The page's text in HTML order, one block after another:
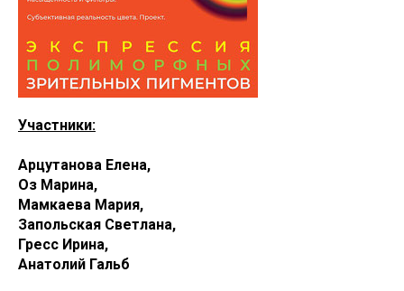
Участники:
Арцутанова Елена,
Оз Марина,
Мамкаева Мария,
Запольская Светлана,
Гресс Ирина,
Анатолий Гальб